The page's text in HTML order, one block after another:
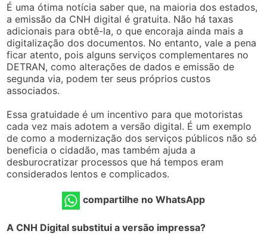
É uma ótima notícia saber que, na maioria dos estados,
a emissão da CNH digital é gratuita. Não há taxas
adicionais para obtê-la, o que encoraja ainda mais a
digitalização dos documentos. No entanto, vale a pena
ficar atento, pois alguns serviços complementares no
DETRAN, como alterações de dados e emissão de
segunda via, podem ter seus próprios custos
associados.
Essa gratuidade é um incentivo para que motoristas
cada vez mais adotem a versão digital. É um exemplo
de como a modernização dos serviços públicos não só
beneficia o cidadão, mas também ajuda a
desburocratizar processos que há tempos eram
considerados lentos e complicados.
compartilhe no WhatsApp
A CNH Digital substitui a versão impressa?